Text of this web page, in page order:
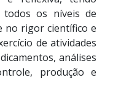
todos os níveis de
no rigor científico e
de atividades
análises
produção e